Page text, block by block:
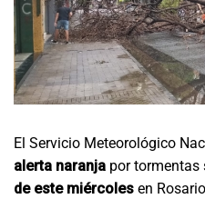
El Servicio Meteorológico
alerta naranja por tormentas
de este miércoles en